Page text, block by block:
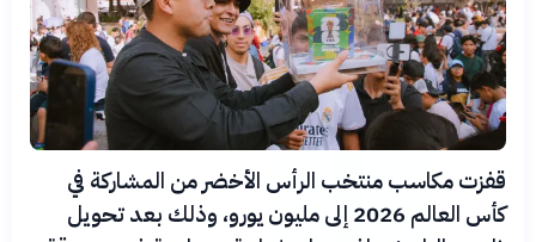
قفزت مكاسب منتخب الرأس الأخضر من المشاركة في
كأس العالم 2026 إلى مليون يورو، وذلك بعد تحويل